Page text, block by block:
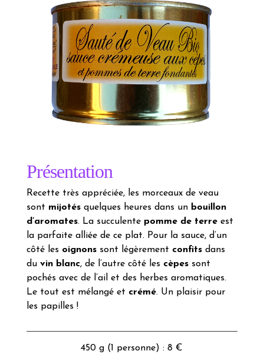
Présentation
Recette très appréciée, les morceaux de veau
sont mijotésquelques heures dans un bouillon
d’aromates. La succulente pomme de terre est
la parfaite alliée de ce plat. Pour la sauce, d’un
côté les oignonssont légèrement confitsdans
du vin blanc, de l’autre côté les cèpessont
pochés avec de l’ail et des herbes aromatiques.
Le tout est mélangé et crémé. Un plaisir pour
les papilles !
450 g (1 personne) : 8 €